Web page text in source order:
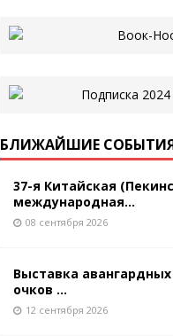
БЛИЖАЙШИЕ
37-я Китайская
международная...
08 сентября 2026
Выставка
очков ...
12 сентября 2026